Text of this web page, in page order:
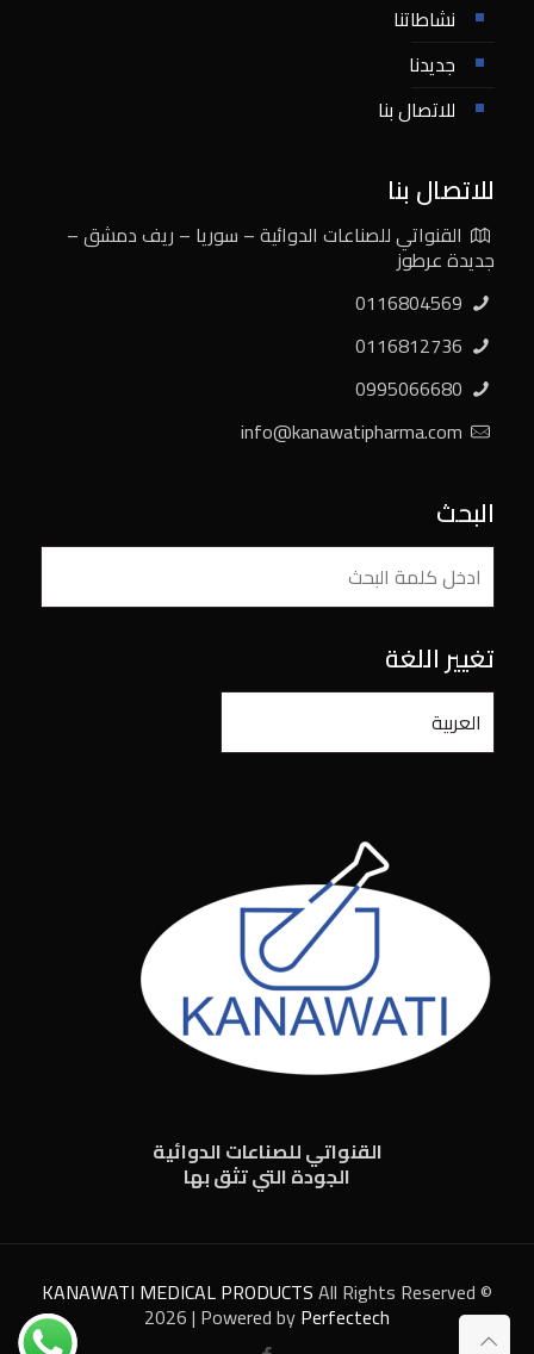
نشاطاتنا
جديدنا
للاتصال بنا
للاتصال بنا
القنواتي للصناعات الدوائية – سوريا – ريف دمشق –
جديدة عرطوز
البحث
تغيير اللغة
القنواتي للصناعات الدوائية
الجودة التي تثق بها
KANAWATI MEDICAL PRODUCTSAll Rights Reserved ©
2026 | Powered byPerfectech